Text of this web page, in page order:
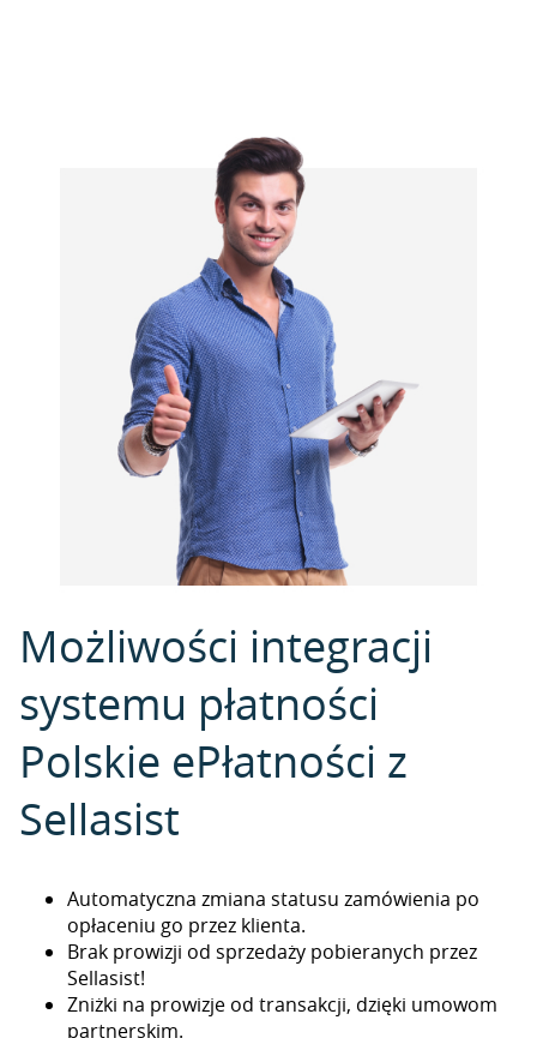
Możliwości integracji
systemu płatności
Polskie ePłatności z
Sellasist
Automatyczna zmiana statusu zamówienia po
opłaceniu go przez klienta.
Brak prowizji od sprzedaży pobieranych przez
Sellasist!
Zniżki na prowizje od transakcji, dzięki umowom
partnerskim.